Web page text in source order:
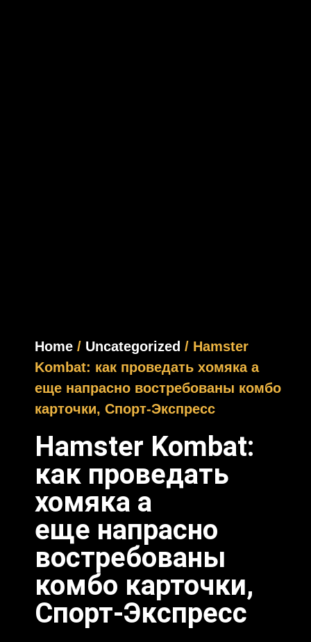
Home / Uncategorized / Hamster
Kombat: как проведать хомяка а
еще напрасно востребованы комбо
карточки, Спорт-Экспресс
Hamster Kombat:
как проведать
хомяка а
еще напрасно
востребованы
комбо карточки,
Спорт-Экспресс